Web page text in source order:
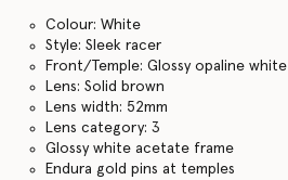
Colour: White
Style: Sleek racer
Front/Temple: Glossy opaline white
Lens: Solid brown
Lens width: 52mm
Lens category: 3
Glossy white acetate frame
Endura gold pins at temples